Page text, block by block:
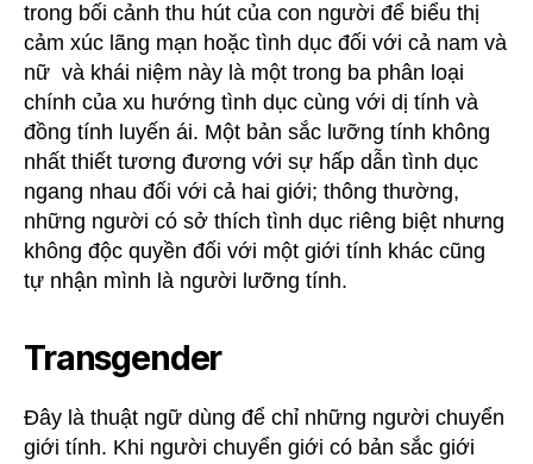
trong bối cảnh thu hút của con người để biểu thị
cảm xúc lãng mạn hoặc tình dục đối với cả nam và
nữ và khái niệm này là một trong ba phân loại
chính của xu hướng tình dục cùng với dị tính và
đồng tính luyến ái. Một bản sắc lưỡng tính không
nhất thiết tương đương với sự hấp dẫn tình dục
ngang nhau đối với cả hai giới; thông thường,
những người có sở thích tình dục riêng biệt nhưng
không độc quyền đối với một giới tính khác cũng
tự nhận mình là người lưỡng tính.
Transgender
Đây là thuật ngữ dùng để chỉ những người chuyển
giới tính. Khi người chuyển giới có bản sắc giới